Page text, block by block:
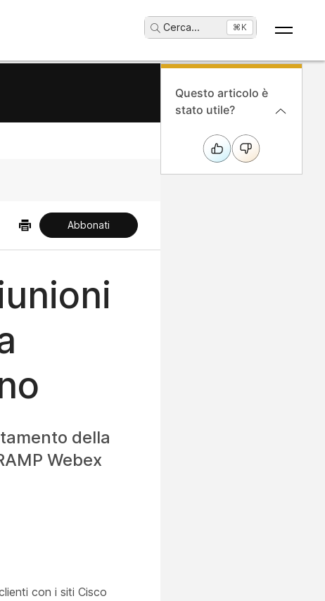
Cerca... ⌘K
Abbonati
della
Webex
con i siti Cisco
Questo articolo è
stato utile?